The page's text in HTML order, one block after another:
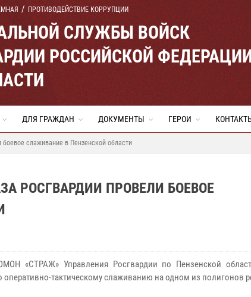
ПРОТИВОДЕЙСТВИЕ КОРРУПЦИИ
СЛУЖБЫ ВОЙСК
РОССИЙСКОЙ
ДЛЯ ГРАЖДАН ДОКУМЕНТЫ ГЕРОИ
боевое слаживание в Пензенской области
РОСГВАРДИИ ПРОВЕЛИ БОЕВОЕ
«СТРАЖ» Управления Росгвардии по Пензенской
оперативно-тактическому слаживанию на одном из полигонов